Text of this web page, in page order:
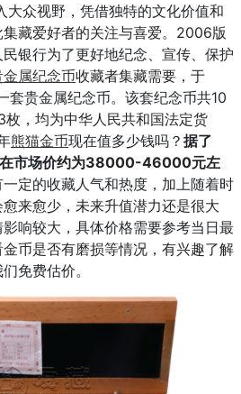
大众视野，凭借独特的文化价值和
藏爱好者的关注与喜爱。2006版
民银行为了更好地纪念、宣传、保护
金属纪念币收藏者集藏需要，于
套贵金属纪念币。该套纪念币共10
，均为中华人民共和国法定货
熊猫金币现在值多少钱吗？ 据了
市场价约为38000-46000元左
一定的收藏人气和热度，加上随着时
来愈少，未来升值潜力还是很大
响较大，具体价格需要参考当日最
币是否有磨损等情况，有兴趣了解
免费估价。